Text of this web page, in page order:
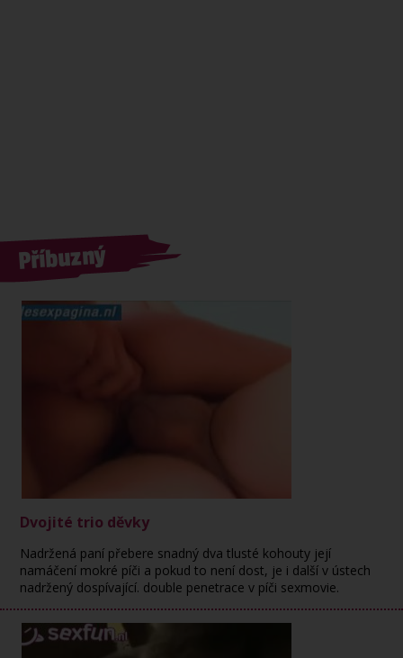
Příbuzný
Dvojité trio děvky
Nadržená paní přebere snadný dva tlusté kohouty její
namáčení mokré píči a pokud to není dost, je i další v ústech
nadržený dospívající. double penetrace v píči sexmovie.